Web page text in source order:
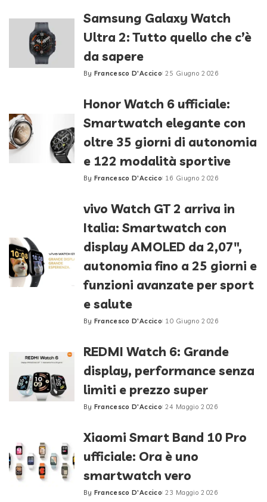
Samsung Galaxy Watch
Ultra 2: Tutto quello che c’è
da sapere
Posted
By Francesco D'Accico 25 Giugno 2026
Honor Watch 6 ufficiale:
Smartwatch elegante con
oltre 35 giorni di autonomia
e 122 modalità sportive
Posted
By Francesco D'Accico 16 Giugno 2026
vivo Watch GT 2 arriva in
Italia: Smartwatch con
display AMOLED da 2,07″,
autonomia fino a 25 giorni e
funzioni avanzate per sport
e salute
Posted
By Francesco D'Accico 10 Giugno 2026
REDMI Watch 6: Grande
display, performance senza
limiti e prezzo super
Posted
By Francesco D'Accico 24 Maggio 2026
Xiaomi Smart Band 10 Pro
ufficiale: Ora è uno
smartwatch vero
Posted
By Francesco D'Accico 23 Maggio 2026